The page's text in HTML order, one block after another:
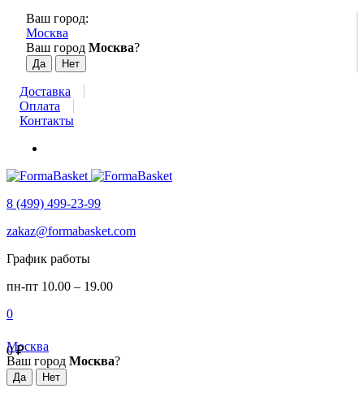
Ваш город:
Москва
Ваш город Москва?
Доставка
Оплата
Контакты
8 (499) 499-23-99
zakaz@formabasket.com
График работы
пн-пт 10.00 – 19.00
0
0₽
Москва
Ваш город Москва?